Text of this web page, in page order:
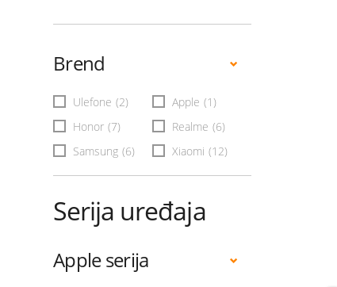
Brend
Ulefone (2) Apple (1)
Honor (7) Realme (6)
Samsung (6) Xiaomi (12)
Serija uređaja
Apple serija